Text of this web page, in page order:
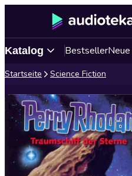
Katalog Bestseller
Startseite Science Fiction